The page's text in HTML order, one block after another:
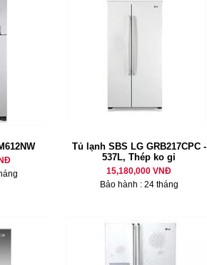
Tủ lạnh SBS LG GRB217CPC -
537L, Thép ko gỉ
15,180,000 VNĐ
Bảo hành : 24 tháng